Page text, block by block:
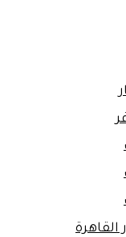
القاهرة